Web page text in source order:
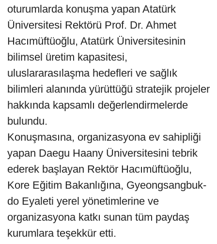
oturumlarda konuşma yapan Atatürk
Üniversitesi Rektörü Prof. Dr. Ahmet
Hacımüftüoğlu, Atatürk Üniversitesinin
bilimsel üretim kapasitesi,
uluslararasılaşma hedefleri ve sağlık
bilimleri alanında yürüttüğü stratejik projeler
hakkında kapsamlı değerlendirmelerde
bulundu.
Konuşmasına, organizasyona ev sahipliği
yapan Daegu Haany Üniversitesini tebrik
ederek başlayan Rektör Hacımüftüoğlu,
Kore Eğitim Bakanlığına, Gyeongsangbuk-
do Eyaleti yerel yönetimlerine ve
organizasyona katkı sunan tüm paydaş
kurumlara teşekkür etti.